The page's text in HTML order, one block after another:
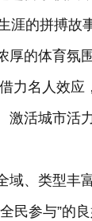
涯的拼搏故
厚的体育氛
力名人效
激活城市活
域、类型丰
民参与”的